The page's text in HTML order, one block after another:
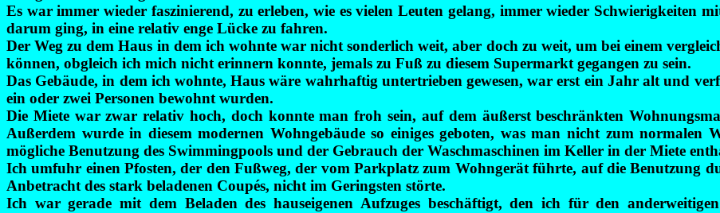
Es war immer wieder faszinierend, zu erleben, wie es vielen Leuten gelang, immer wieder Schwierigkeiten
darum ging, in eine relativ enge Lücke zu fahren.
Der Weg zu dem Haus in dem ich wohnte war nicht sonderlich weit, aber doch zu weit, um bei einem
können, obgleich ich mich nicht erinnern konnte, jemals zu Fuß zu diesem Supermarkt gegangen zu sein.
Das Gebäude, in dem ich wohnte, Haus wäre wahrhaftig untertrieben gewesen, war erst ein Jahr alt und
ein oder zwei Personen bewohnt wurden.
Die Miete war zwar relativ hoch, doch konnte man froh sein, auf dem äußerst beschränkten
Außerdem wurde in diesem modernen Wohngebäude so einiges geboten, was man nicht zum normalen
mögliche Benutzung des Swimmingpools und der Gebrauch der Waschmaschinen im Keller in der Miete
Ich umfuhr einen Pfosten, der den Fußweg, der vom Parkplatz zum Wohngerät führte, auf die Benutzung
Anbetracht des stark beladenen Coupés, nicht im Geringsten störte.
Ich war gerade mit dem Beladen des hauseigenen Aufzuges beschäftigt, den ich für den